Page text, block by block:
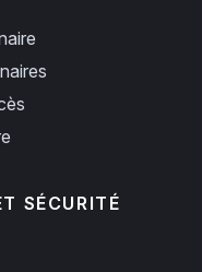
SÉCURITÉ